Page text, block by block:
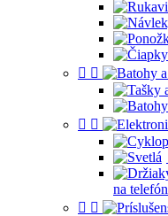
 
 
na telefón
 